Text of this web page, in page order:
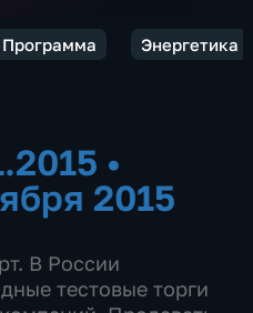
Программа Энергетика
•
2015
В России
тестовые торги